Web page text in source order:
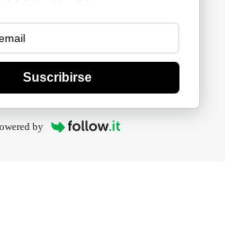
Suscribirse
by